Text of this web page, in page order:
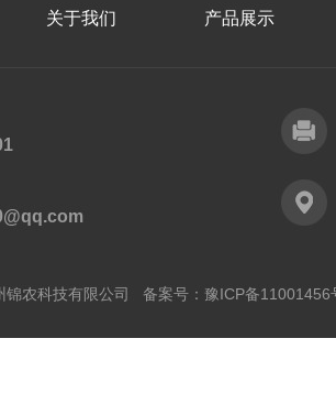
关于我们 产品展示
农科技有限公司 备案号： 豫ICP备11001456